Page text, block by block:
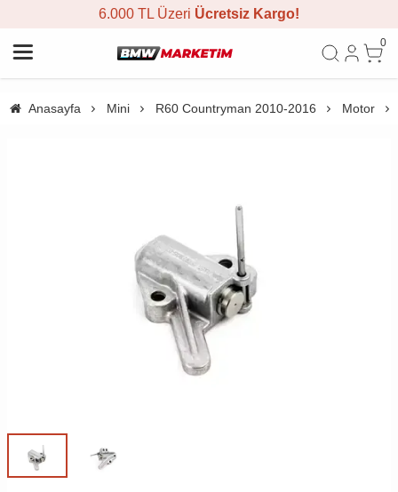
6.000 TL Üzeri Ücretsiz Kargo!
0
Anasayfa Mini R60 Countryman 2010-2016 Motor